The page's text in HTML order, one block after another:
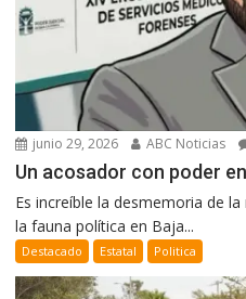
junio 29, 2026 ABC Noticias
Un acosador con poder
Es increíble la desmemoria de
la fauna política en Baja...
Destacado Estatal Politica